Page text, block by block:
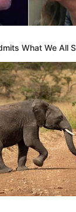
há 12 anos
Rocha há 12
fazer com
amigo das
anos
sempre adorei
What We All